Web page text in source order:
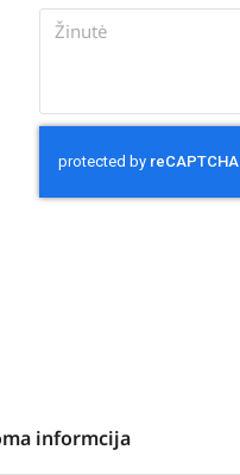
informcija